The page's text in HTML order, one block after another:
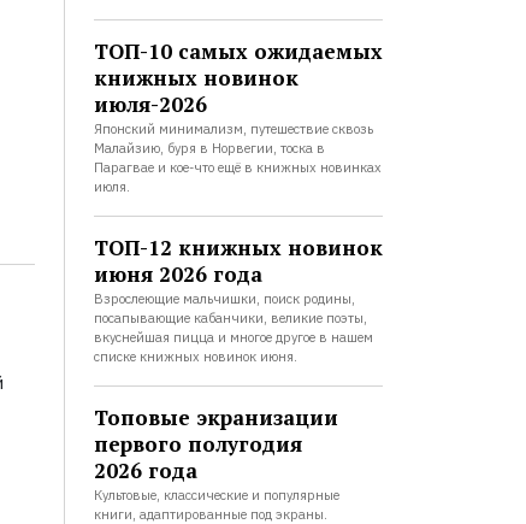
ТОП-10 самых ожидаемых
книжных новинок
июля-2026
Японский минимализм, путешествие сквозь
Малайзию, буря в Норвегии, тоска в
Парагвае и кое-что ещё в книжных новинках
июля.
ТОП-12 книжных новинок
июня 2026 года
Взрослеющие мальчишки, поиск родины,
посапывающие кабанчики, великие поэты,
вкуснейшая пицца и многое другое в нашем
списке книжных новинок июня.
Топовые экранизации
первого полугодия
2026 года
Культовые, классические и популярные
книги, адаптированные под экраны.